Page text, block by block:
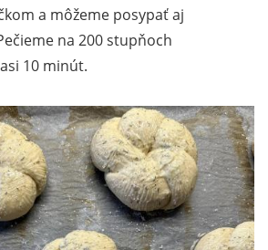
a môžeme posypať aj
na 200 stupňoch
10 minút.